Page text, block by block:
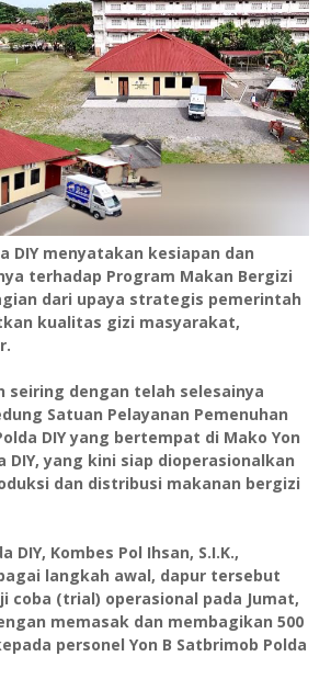
DIY menyatakan kesiapan dan
terhadap Program Makan Bergizi
dari upaya strategis pemerintah
kualitas gizi masyarakat,
seiring dengan telah selesainya
Satuan Pelayanan Pemenuhan
DIY yang bertempat di Mako Yon
DIY, yang kini siap dioperasionalkan
dan distribusi makanan bergizi
DIY, Kombes Pol Ihsan, S.I.K.,
langkah awal, dapur tersebut
coba (trial) operasional pada Jumat,
memasak dan membagikan 500
personel Yon B Satbrimob Polda